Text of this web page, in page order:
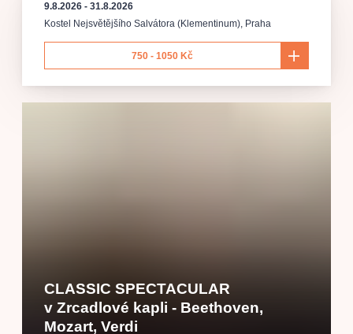
9.8.2026 - 31.8.2026
Kostel Nejsvětějšího Salvátora (Klementinum), Praha
750 - 1050 Kč
CLASSIC SPECTACULAR
v Zrcadlové kapli - Beethoven,
Mozart, Verdi